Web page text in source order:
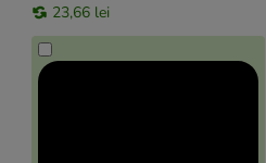
23,66 lei